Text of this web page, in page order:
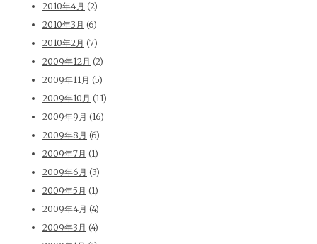
2010年4月 (2)
2010年3月 (6)
2010年2月 (7)
2009年12月 (2)
2009年11月 (5)
2009年10月 (11)
2009年9月 (16)
2009年8月 (6)
2009年7月 (1)
2009年6月 (3)
2009年5月 (1)
2009年4月 (4)
2009年3月 (4)